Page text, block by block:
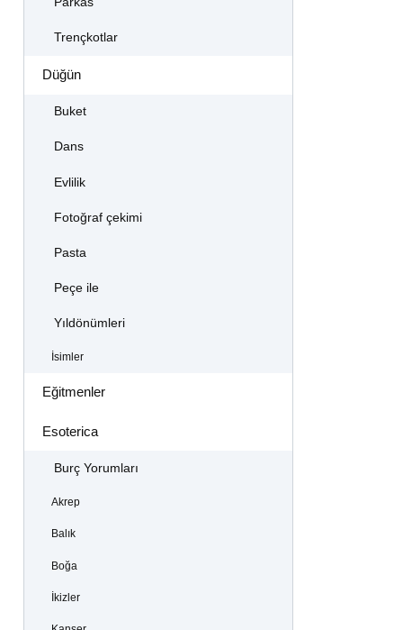
Trençkotlar
Düğün
Buket
Dans
Evlilik
Fotoğraf çekimi
Pasta
Peçe ile
Yıldönümleri
İsimler
Eğitmenler
Esoterica
Burç Yorumları
Akrep
Balık
Boğa
İkizler